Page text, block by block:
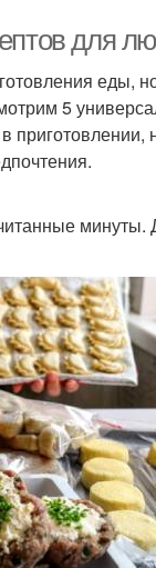
для
еды,
5